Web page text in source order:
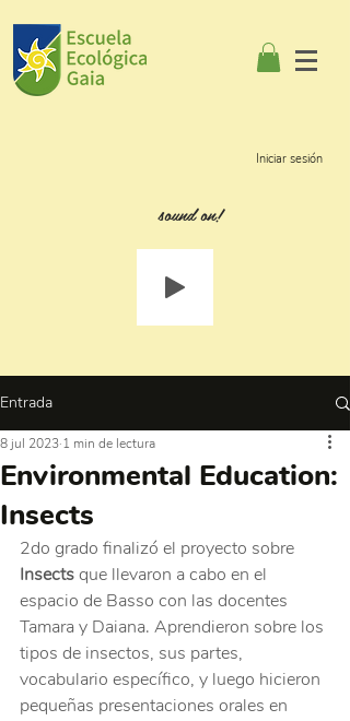
Iniciar sesión
sound on!
Entrada
Environmental Education:
Insects
8 jul 2023 1 min de lectura
2do grado finalizó el proyecto sobre
Insects que llevaron a cabo en el
espacio de Basso con las docentes
Tamara y Daiana. Aprendieron sobre los
tipos de insectos, sus partes,
vocabulario específico, y luego hicieron
pequeñas presentaciones orales en